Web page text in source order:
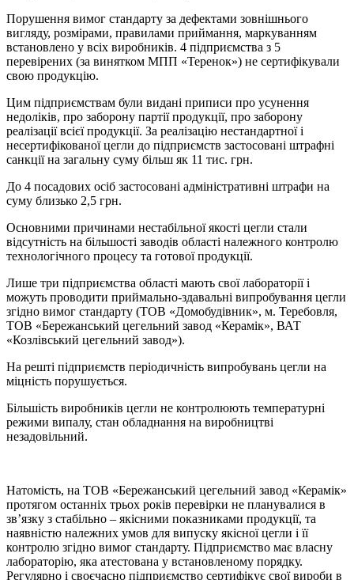
Порушення вимог стандарту за дефектами зовнішнього
вигляду, розмірами, правилами приймання, маркуванням
встановлено у всіх виробників. 4 підприємства з 5
перевірених (за винятком МПП «Теренок») не сертифікували
свою продукцію.
Цим підприємствам були видані приписи про усунення
недоліків, про заборону партії продукції, про заборону
реалізації всієї продукції. За реалізацію нестандартної і
несертифікованої цегли до підприємств застосовані штрафні
санкції на загальну суму більш як 11 тис. грн.
До 4 посадових осіб застосовані адміністративні штрафи на
суму близько 2,5 грн.
Основними причинами нестабільної якості цегли стали
відсутність на більшості заводів області належного контролю
технологічного процесу та готової продукції.
Лише три підприємства області мають свої лабораторії і
можуть проводити приймально-здавальні випробування цегли
згідно вимог стандарту (ТОВ «Домобудівник», м. Теребовля,
ТОВ «Бережанський цегельний завод «Керамік», ВАТ
«Козлівський цегельний завод»).
На решті підприємств періодичність випробувань цегли на
міцність порушується.
Більшість виробників цегли не контролюють температурні
режими випалу, стан обладнання на виробництві
незадовільний.
Натомість, на ТОВ «Бережанський цегельний завод «Керамік»
протягом останніх трьох років перевірки не планувалися в
зв’язку з стабільно – якісними показниками продукції, та
наявністю належних умов для випуску якісної цегли і її
контролю згідно вимог стандарту. Підприємство має власну
лабораторію, яка атестована у встановленому порядку.
Регулярно і своєчасно підприємство сертифікує свої вироби в